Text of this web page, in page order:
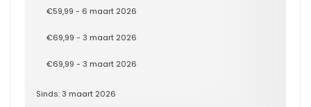
€59,99 - 6 maart 2026
€69,99 - 3 maart 2026
€69,99 - 3 maart 2026
Sinds: 3 maart 2026